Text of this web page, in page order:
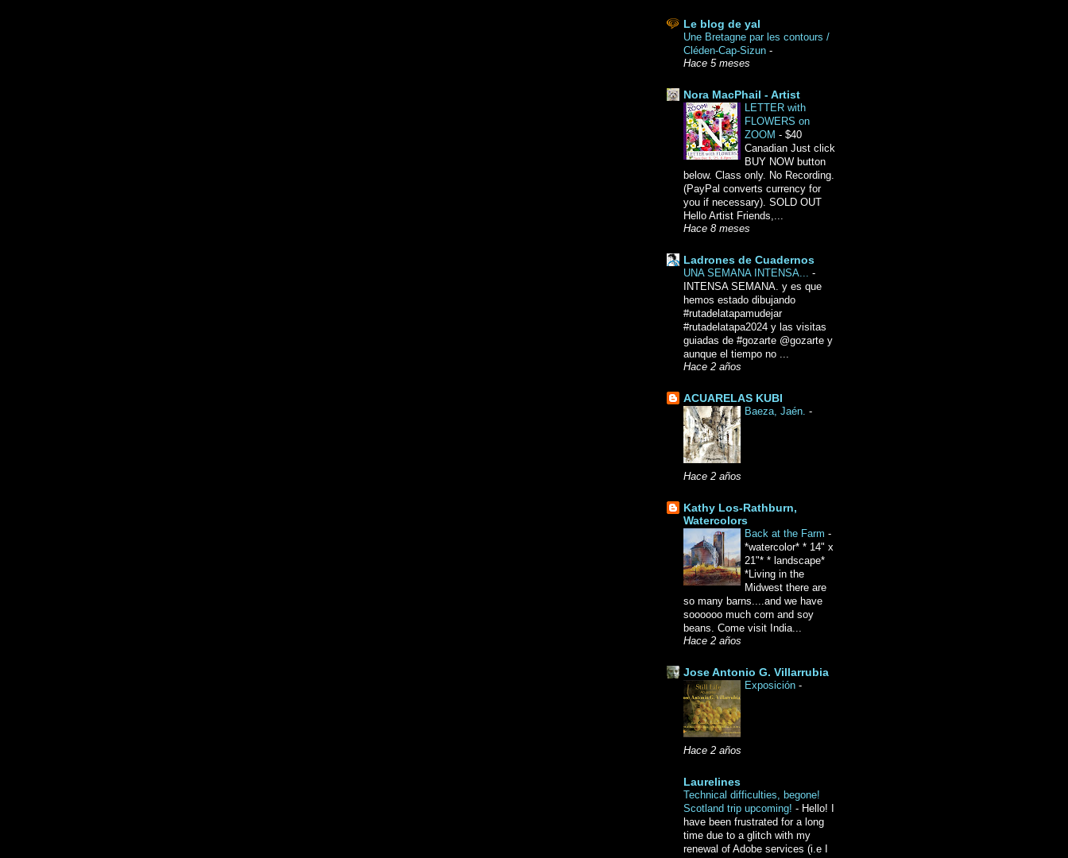
Le blog de yal
Une Bretagne par les contours /
Cléden-Cap-Sizun -
Hace 5 meses
Nora MacPhail - Artist
LETTER with
FLOWERS on
ZOOM - $40
Canadian Just click
BUY NOW button
below. Class only. No Recording.
(PayPal converts currency for
you if necessary). SOLD OUT
Hello Artist Friends,...
Hace 8 meses
Ladrones de Cuadernos
UNA SEMANA INTENSA... -
INTENSA SEMANA. y es que
hemos estado dibujando
#rutadelatapamudejar
#rutadelatapa2024 y las visitas
guiadas de #gozarte @gozarte y
aunque el tiempo no ...
Hace 2 años
ACUARELAS KUBI
Baeza, Jaén. -
Hace 2 años
Kathy Los-Rathburn,
Watercolors
Back at the Farm -
*watercolor* * 14" x
21"* * landscape*
*Living in the
Midwest there are
so many barns....and we have
soooooo much corn and soy
beans. Come visit India...
Hace 2 años
Jose Antonio G. Villarrubia
Exposición -
Hace 2 años
Laurelines
Technical difficulties, begone!
Scotland trip upcoming! - Hello! I
have been frustrated for a long
time due to a glitch with my
renewal of Adobe services (i.e I